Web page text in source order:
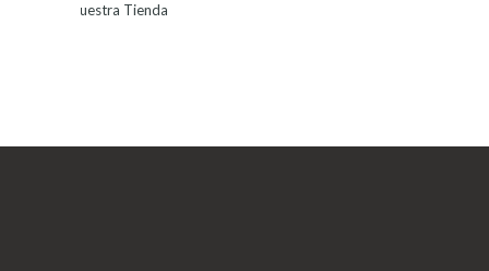
Nuestra Tienda